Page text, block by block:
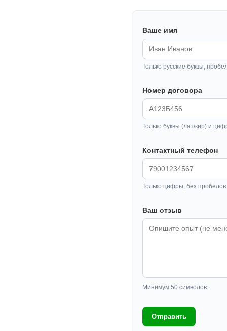
Ваше имя
Только русские буквы,
Номер договора
Только буквы (лат/кир) и
Контактный телефон
Только цифры, без
Ваш отзыв
Минимум 50 символов.
Отправить